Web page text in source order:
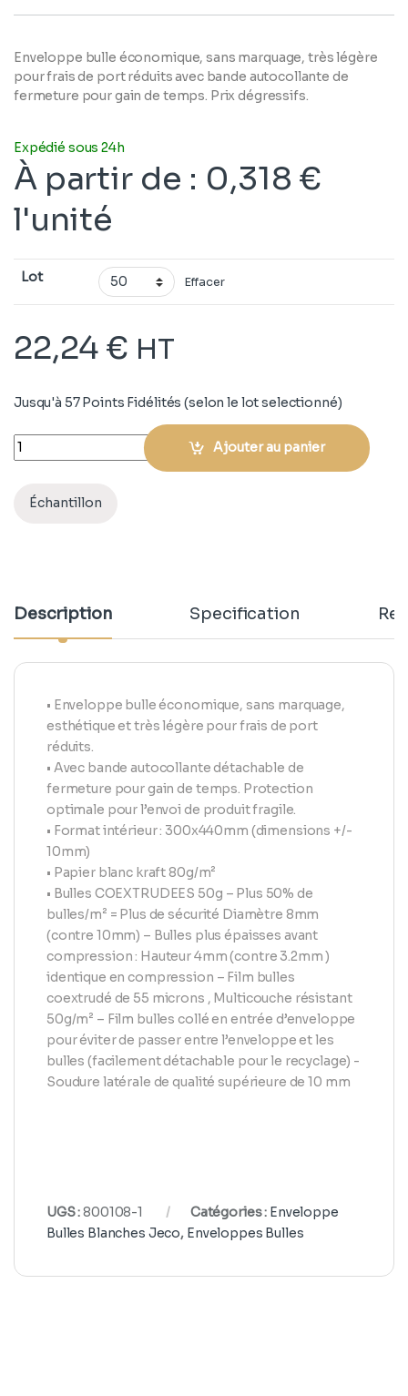
Enveloppe bulle économique, sans marquage, très légère
pour frais de port réduits avec bande autocollante de
fermeture pour gain de temps. Prix dégressifs.
Expédié sous 24h
À partir de : 0,318 €
l'unité
Lot Effacer
22,24 € HT
Jusqu'à 57 Points Fidélités (selon le lot selectionné)
Quantity Ajouter au panier
Échantillon
Description Specification
• Enveloppe bulle économique, sans marquage,
esthétique et très légère pour frais de port
réduits.
• Avec bande autocollante détachable de
fermeture pour gain de temps. Protection
optimale pour l’envoi de produit fragile.
• Format intérieur : 300x440mm (dimensions +/-
10mm)
• Papier blanc kraft 80g/m²
• Bulles COEXTRUDEES 50g – Plus 50% de
bulles/m² = Plus de sécurité Diamètre 8mm
(contre 10mm) – Bulles plus épaisses avant
compression : Hauteur 4mm (contre 3.2mm )
identique en compression – Film bulles
coextrudé de 55 microns , Multicouche résistant
50g/m² – Film bulles collé en entrée d’enveloppe
pour éviter de passer entre l’enveloppe et les
bulles (facilement détachable pour le recyclage) -
Soudure latérale de qualité supérieure de 10 mm
UGS :800108-1 Catégories : Enveloppe
Bulles Blanches Jeco, Enveloppes Bulles